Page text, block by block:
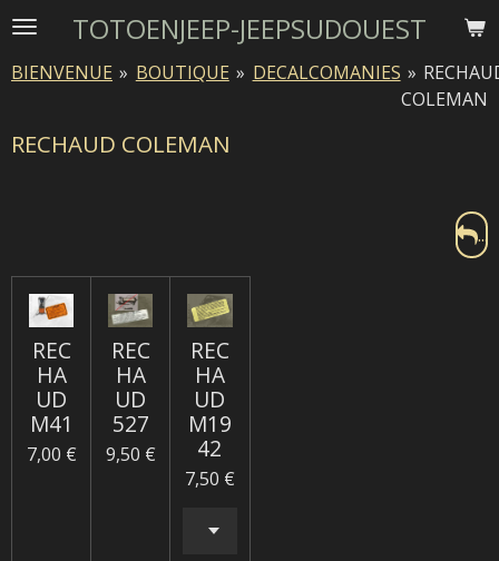
Passer
contenu
TOTOENJEEP-JEEPSUDOUEST
BIENVENUE » BOUTIQUE » DECALCOMANIES »
COLEMAN
RECHAUD COLEMAN
...
REC
HA
UD
M41
7,00 €
REC
HA
UD
527
9,50 €
REC
HA
UD
M19
42
7,50 €